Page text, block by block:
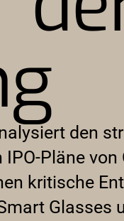
den
Pläne
kritische
Glasses